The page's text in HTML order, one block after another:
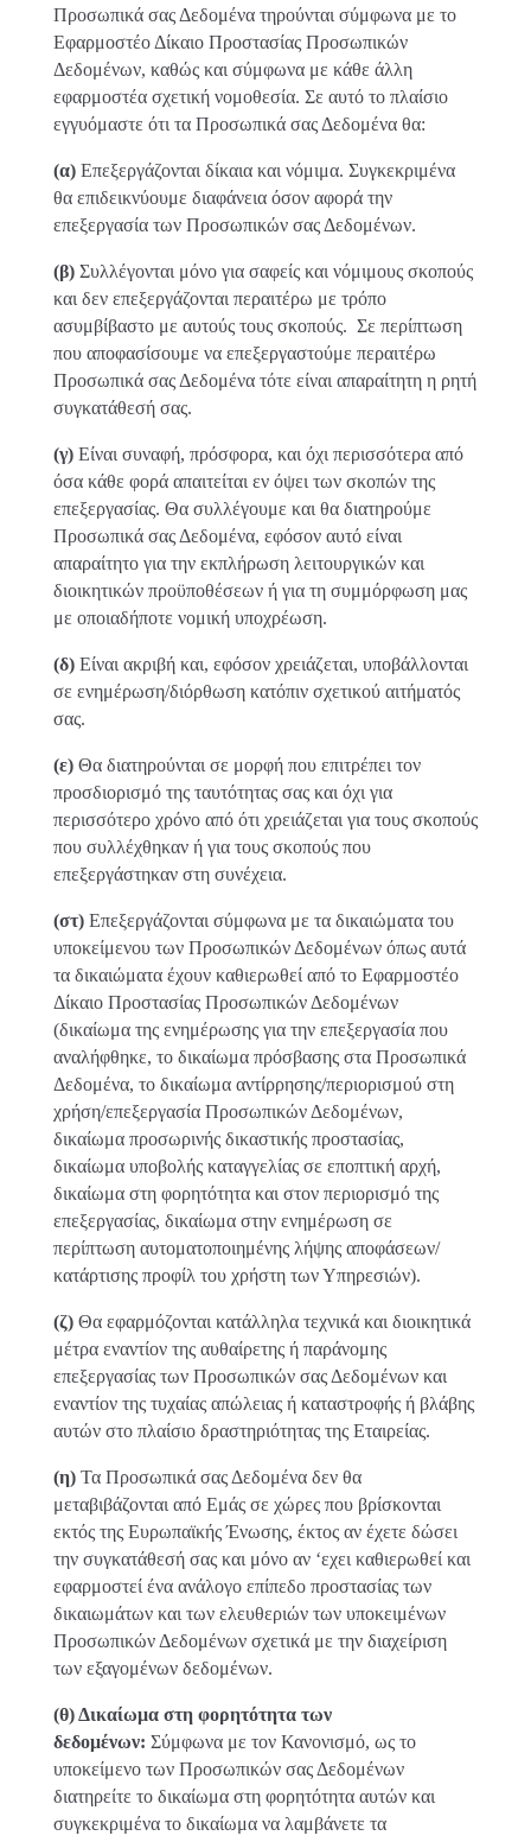
Προσωπικά σας Δεδομένα τηρούνται σύμφωνα με το
Εφαρμοστέο Δίκαιο Προστασίας Προσωπικών
Δεδομένων, καθώς και σύμφωνα με κάθε άλλη
εφαρμοστέα σχετική νομοθεσία. Σε αυτό το πλαίσιο
εγγυόμαστε ότι τα Προσωπικά σας Δεδομένα θα:
(α) Επεξεργάζονται δίκαια και νόμιμα. Συγκεκριμένα
θα επιδεικνύουμε διαφάνεια όσον αφορά την
επεξεργασία των Προσωπικών σας Δεδομένων.
(β) Συλλέγονται μόνο για σαφείς και νόμιμους σκοπούς
και δεν επεξεργάζονται περαιτέρω με τρόπο
ασυμβίβαστο με αυτούς τους σκοπούς. Σε περίπτωση
που αποφασίσουμε να επεξεργαστούμε περαιτέρω
Προσωπικά σας Δεδομένα τότε είναι απαραίτητη η ρητή
συγκατάθεσή σας.
(γ) Είναι συναφή, πρόσφορα, και όχι περισσότερα από
όσα κάθε φορά απαιτείται εν όψει των σκοπών της
επεξεργασίας. Θα συλλέγουμε και θα διατηρούμε
Προσωπικά σας Δεδομένα, εφόσον αυτό είναι
απαραίτητο για την εκπλήρωση λειτουργικών και
διοικητικών προϋποθέσεων ή για τη συμμόρφωση μας
με οποιαδήποτε νομική υποχρέωση.
(δ) Είναι ακριβή και, εφόσον χρειάζεται, υποβάλλονται
σε ενημέρωση/διόρθωση κατόπιν σχετικού αιτήματός
σας.
(ε) Θα διατηρούνται σε μορφή που επιτρέπει τον
προσδιορισμό της ταυτότητας σας και όχι για
περισσότερο χρόνο από ότι χρειάζεται για τους σκοπούς
που συλλέχθηκαν ή για τους σκοπούς που
επεξεργάστηκαν στη συνέχεια.
(στ) Επεξεργάζονται σύμφωνα με τα δικαιώματα του
υποκείμενου των Προσωπικών Δεδομένων όπως αυτά
τα δικαιώματα έχουν καθιερωθεί από το Εφαρμοστέο
Δίκαιο Προστασίας Προσωπικών Δεδομένων
(δικαίωμα της ενημέρωσης για την επεξεργασία που
αναλήφθηκε, το δικαίωμα πρόσβασης στα Προσωπικά
Δεδομένα, το δικαίωμα αντίρρησης/περιορισμού στη
χρήση/επεξεργασία Προσωπικών Δεδομένων,
δικαίωμα προσωρινής δικαστικής προστασίας,
δικαίωμα υποβολής καταγγελίας σε εποπτική αρχή,
δικαίωμα στη φορητότητα και στον περιορισμό της
επεξεργασίας, δικαίωμα στην ενημέρωση σε
περίπτωση αυτοματοποιημένης λήψης αποφάσεων/
κατάρτισης προφίλ του χρήστη των Υπηρεσιών).
(ζ) Θα εφαρμόζονται κατάλληλα τεχνικά και διοικητικά
μέτρα εναντίον της αυθαίρετης ή παράνομης
επεξεργασίας των Προσωπικών σας Δεδομένων και
εναντίον της τυχαίας απώλειας ή καταστροφής ή βλάβης
αυτών στο πλαίσιο δραστηριότητας της Εταιρείας.
(η) Τα Προσωπικά σας Δεδομένα δεν θα
μεταβιβάζονται από Εμάς σε χώρες που βρίσκονται
εκτός της Ευρωπαϊκής Ένωσης, έκτος αν έχετε δώσει
την συγκατάθεσή σας και μόνο αν ‘εχει καθιερωθεί και
εφαρμοστεί ένα ανάλογο επίπεδο προστασίας των
δικαιωμάτων και των ελευθεριών των υποκειμένων
Προσωπικών Δεδομένων σχετικά με την διαχείριση
των εξαγομένων δεδομένων.
(θ) Δικαίωμα στη φορητότητα των
δεδομένων: Σύμφωνα με τον Κανονισμό, ως το
υποκείμενο των Προσωπικών σας Δεδομένων
διατηρείτε το δικαίωμα στη φορητότητα αυτών και
συγκεκριμένα το δικαίωμα να λαμβάνετε τα